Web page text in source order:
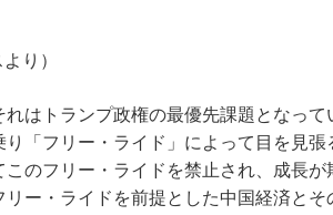
り）
はトランプ政権の最優先課題となって
「フリー・ライド」によって目を見張
のフリー・ライドを禁止され、成長が
ー・ライドを前提とした中国経済とそ